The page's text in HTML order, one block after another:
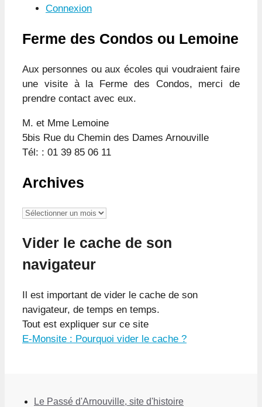
Connexion
Ferme des Condos ou Lemoine
Aux personnes ou aux écoles qui voudraient faire
une visite à la Ferme des Condos, merci de
prendre contact avec eux.
M. et Mme Lemoine
5bis Rue du Chemin des Dames Arnouville
Tél: : 01 39 85 06 11
Archives
Archives
Vider le cache de son
navigateur
Il est important de vider le cache de son
navigateur, de temps en temps.
Tout est expliquer sur ce site
E-Monsite : Pourquoi vider le cache ?
Le Passé d'Arnouville, site d'histoire